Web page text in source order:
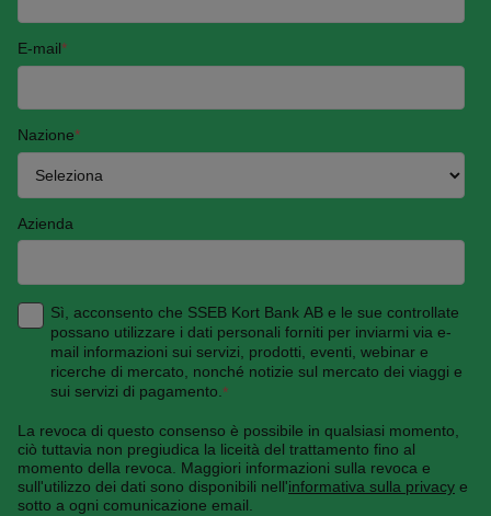
E-mail*
Nazione*
Azienda
Sì, acconsento che SSEB Kort Bank AB e le sue controllate
possano utilizzare i dati personali forniti per inviarmi via e-
mail informazioni sui servizi, prodotti, eventi, webinar e
ricerche di mercato, nonché notizie sul mercato dei viaggi e
sui servizi di pagamento. *
La revoca di questo consenso è possibile in qualsiasi momento,
ciò tuttavia non pregiudica la liceità del trattamento fino al
momento della revoca. Maggiori informazioni sulla revoca e
sull'utilizzo dei dati sono disponibili nell'informativa sulla privacy e
sotto a ogni comunicazione email.